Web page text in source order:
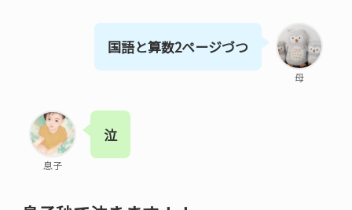
母
国語と算数2ページづつ
息子
泣